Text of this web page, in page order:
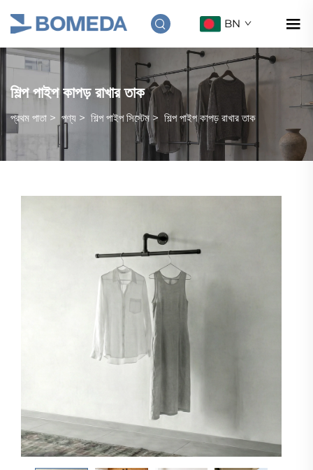
BN
শিল্প পাইপ কাপড় রাখার তাক
প্রথম পাতা > পণ্য > শিল্প পাইপ সিস্টেম > শিল্প পাইপ কাপড় রাখার তাক